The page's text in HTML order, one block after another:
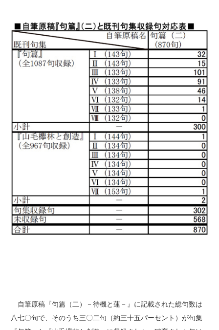
自筆原稿『句篇（二）－待機と蓮－』に記載された総句数は
八七〇句で、そのうち三〇二句（約三十五パーセント）が句集